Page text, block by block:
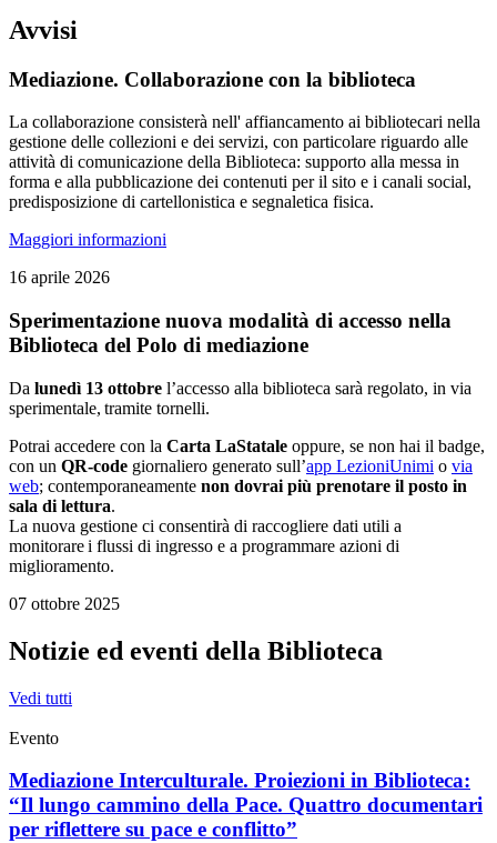
Avvisi
Mediazione. Collaborazione con la biblioteca
La collaborazione consisterà nell' affiancamento ai bibliotecari nella
gestione delle collezioni e dei servizi, con particolare riguardo alle
attività di comunicazione della Biblioteca: supporto alla messa in
forma e alla pubblicazione dei contenuti per il sito e i canali social,
predisposizione di cartellonistica e segnaletica fisica.
Maggiori informazioni
16 aprile 2026
Sperimentazione nuova modalità di accesso nella
Biblioteca del Polo di mediazione
Da lunedì 13 ottobre l’accesso alla biblioteca sarà regolato, in via
sperimentale, tramite tornelli.
Potrai accedere con la Carta LaStatale oppure, se non hai il badge,
con un QR-code giornaliero generato sull’app LezioniUnimi o via
web; contemporaneamente non dovrai più prenotare il posto in
sala di lettura.
La nuova gestione ci consentirà di raccogliere dati utili a
monitorare i flussi di ingresso e a programmare azioni di
miglioramento.
07 ottobre 2025
Notizie ed eventi della Biblioteca
Vedi tutti
Evento
Mediazione Interculturale. Proiezioni in Biblioteca:
“Il lungo cammino della Pace. Quattro documentari
per riflettere su pace e conflitto”